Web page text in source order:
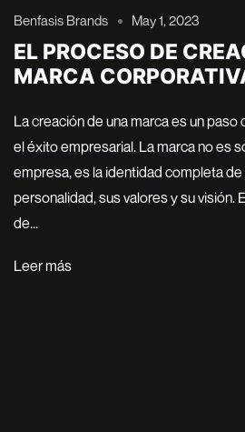
Benfasis Brands May 1, 2023
EL PROCESO DE
MARCA
La creación de una marca es un paso
el éxito empresarial. La marca no es
empresa, es la identidad completa de
personalidad, sus valores y su visión.
de...
Leer más